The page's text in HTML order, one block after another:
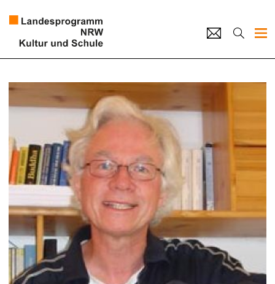
Künstlerpool
Kultur und Schule
home Impressum Datenschutz Kontakt